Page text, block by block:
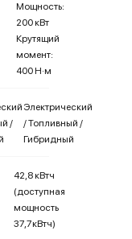
Мощность:
200 кВт
Крутящий
момент:
400 Н·м
/
Электрический
/ Топливный /
Гибридный
42,8 кВтч
(доступная
мощность
37,7кВтч)